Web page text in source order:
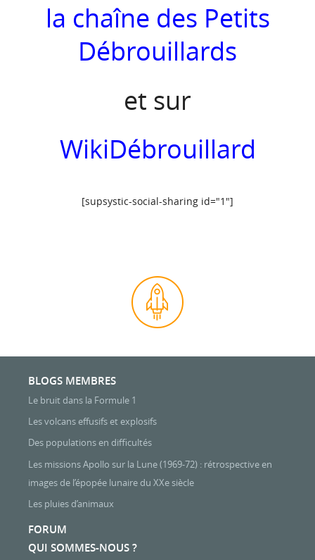
la chaîne des Petits
Débrouillards
et sur
WikiDébrouillard
[supsystic-social-sharing id="1"]
BLOGS MEMBRES
Le bruit dans la Formule 1
Les volcans effusifs et explosifs
Des populations en difficultés
Les missions Apollo sur la Lune (1969-72) : rétrospective en
images de l’épopée lunaire du XXe siècle
Les pluies d’animaux
FORUM
QUI SOMMES-NOUS ?